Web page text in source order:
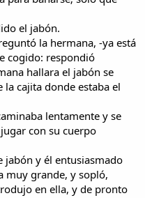
el jabón.
la hermana, -ya está
cogido: respondió
hallara el jabón se
cajita donde estaba el
lentamente y se
con su cuerpo
jabón y él entusiasmado
muy grande, y sopló,
en ella, y de pronto